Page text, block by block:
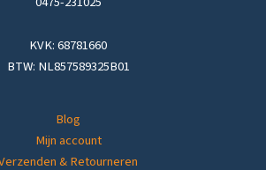
KVK: 68781660
BTW: NL857589325B01
Blog
Mijn account
& Retourneren